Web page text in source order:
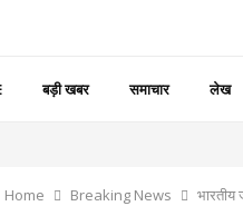
बड़ी खबर समाचार लेख
Home Breaking News भारतीय